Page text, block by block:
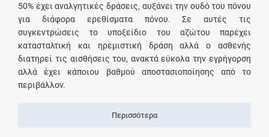
50% έχει αναλγητικές δράσεις, αυξάνει την ουδό του πόνου
για διάφορα ερεθίσματα πόνου. Σε αυτές τις
συγκεντρώσεις το υποξείδιο του αζώτου παρέχει
κατασταλτική και ηρεμιστική δράση αλλά ο ασθενής
διατηρεί τις αισθήσεις του, ανακτά εύκολα την εγρήγορση
αλλά έχει κάποιου βαθμού αποστασιοποίησης από το
περιβάλλον.
Περισσότερα